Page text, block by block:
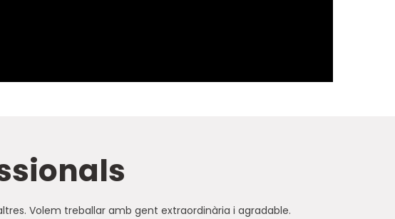
Volem treballar amb gent extraordinària i agradable.